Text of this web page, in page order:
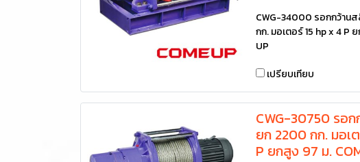
CWG-34000 รอกกว้าน
กก. มอเตอร์ 15 hp x 4 P
UP
เปรียบเทียบ
CWG-30750 รอ
ยก 2200 กก. มอเ
P ยกสูง 97 ม.